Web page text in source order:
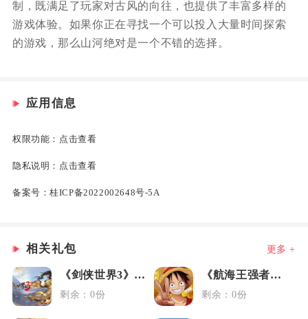
制，既满足了玩家对古风的向往，也提供了丰富多样的
游戏体验。如果你正在寻找一个可以投入大量时间探索
的游戏，那么山河绝对是一个不错的选择。
应用信息
权限功能： 点击查看
隐私说明： 点击查看
备案号：桂ICP备2022002648号-5A
相关礼包 更多 +
《剑侠世界3》藏剑大礼包
剩余：0份
《航海王强者之路》女神节礼包
剩余：0份